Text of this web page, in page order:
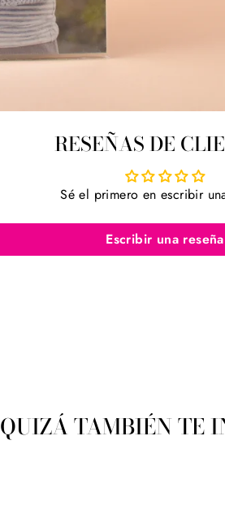
RESEÑAS DE
Sé el primero en escribir
Escribir una reseña
QUIZÁ TAMBIÉN TE